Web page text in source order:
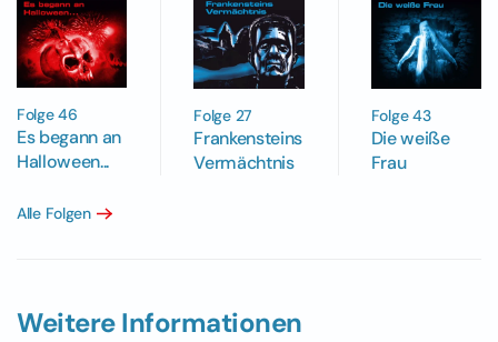
Folge 46
Es begann an
Halloween...
Folge 27
Frankensteins
Vermächtnis
Folge 43
Die weiße
Frau
Alle Folgen
Weitere Informationen